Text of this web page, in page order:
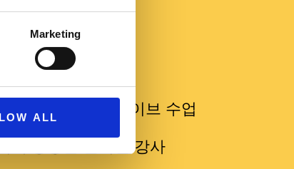
Marketing
ALL
기
가능한 온라인 라이브 수업
에 능통한 원어민 강사